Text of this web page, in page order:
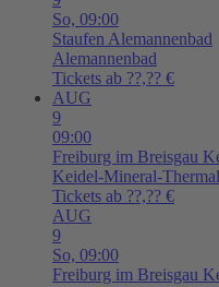
So, 09:00
Staufen Alemannenbad
Alemannenbad
Tickets ab ??,?? €
AUG
9
09:00
Freiburg im Breisgau
Keidel-Mineral-
Tickets ab ??,?? €
AUG
9
So, 09:00
Freiburg im Breisgau